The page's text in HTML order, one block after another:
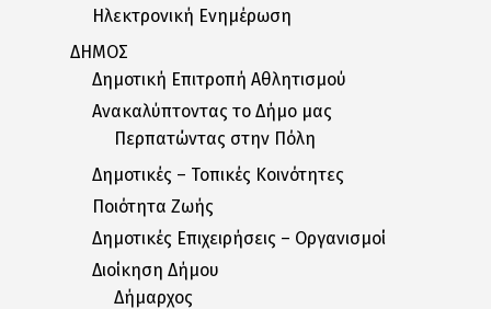
Ηλεκτρονική Ενημέρωση
ΔΗΜΟΣ
Δημοτική Επιτροπή Αθλητισμού
Ανακαλύπτοντας το Δήμο μας
Περπατώντας στην Πόλη
Δημοτικές – Τοπικές Κοινότητες
Ποιότητα Ζωής
Δημοτικές Επιχειρήσεις – Οργανισμοί
Διοίκηση Δήμου
Δήμαρχος